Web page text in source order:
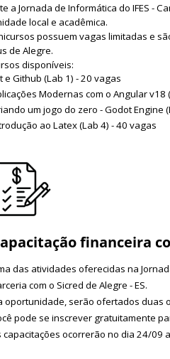
a Jornada de Informática do IFES -
local e acadêmica.
possuem vagas limitadas e
de Alegre.
disponíveis:
e Github (Lab 1) - 20 vagas
Modernas com o Angular v18
um jogo do zero - Godot Engine
ao Latex (Lab 4) - 40 vagas
financeira
das atividades oferecidas na
com o Sicred de Alegre - ES.
oportunidade, serão ofertados duas
pode se inscrever gratuitamente
capacitações ocorrerão no dia 24/09